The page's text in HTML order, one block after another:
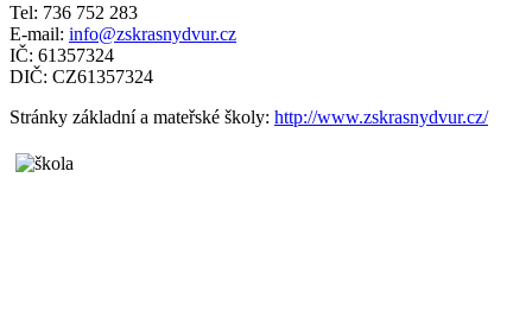
Tel: 736 752 283
E-mail: info@zskrasnydvur.cz
IČ: 61357324
DIČ: CZ61357324
Stránky základní a mateřské školy: http://www.zskrasnydvur.cz/